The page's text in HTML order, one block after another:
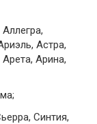
Астра,
Арина,
Синтия,